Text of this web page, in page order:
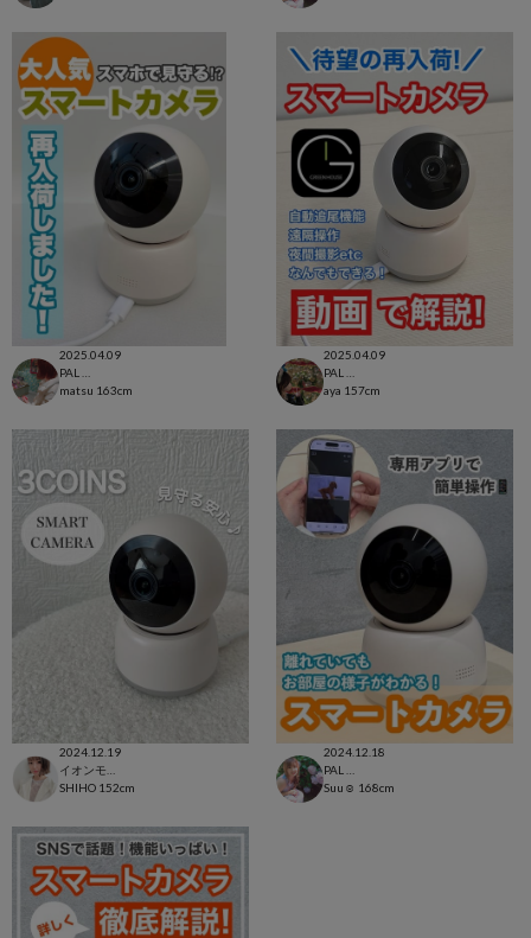
2025.04.09
matsu 163cm
2025.04.09
aya 157cm
2024.12.19
SHIHO 152cm
2024.12.18
Suu☺︎ 168cm